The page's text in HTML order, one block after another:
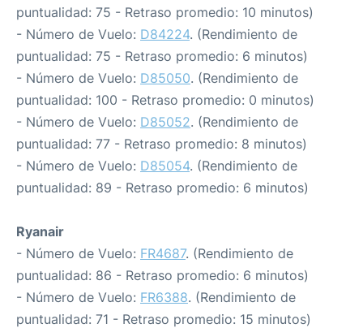
puntualidad: 75 - Retraso promedio: 10 minutos)
- Número de Vuelo: D84224. (Rendimiento de
puntualidad: 75 - Retraso promedio: 6 minutos)
- Número de Vuelo: D85050. (Rendimiento de
puntualidad: 100 - Retraso promedio: 0 minutos)
- Número de Vuelo: D85052. (Rendimiento de
puntualidad: 77 - Retraso promedio: 8 minutos)
- Número de Vuelo: D85054. (Rendimiento de
puntualidad: 89 - Retraso promedio: 6 minutos)
Ryanair
- Número de Vuelo: FR4687. (Rendimiento de
puntualidad: 86 - Retraso promedio: 6 minutos)
- Número de Vuelo: FR6388. (Rendimiento de
puntualidad: 71 - Retraso promedio: 15 minutos)